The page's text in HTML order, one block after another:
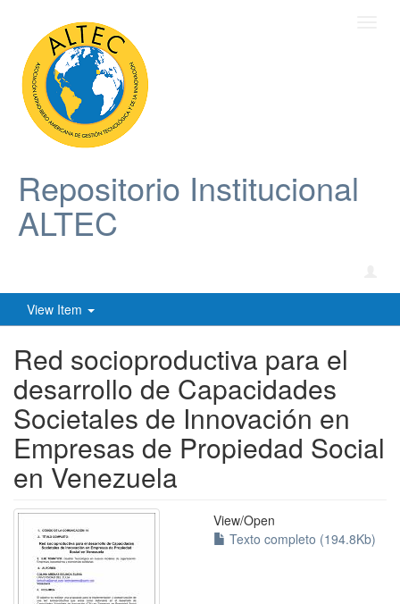
Repositorio Institucional
ALTEC
View Item
Red socioproductiva para el
desarrollo de Capacidades
Societales de Innovación en
Empresas de Propiedad Social
en Venezuela
View/Open
Texto completo (194.8Kb)